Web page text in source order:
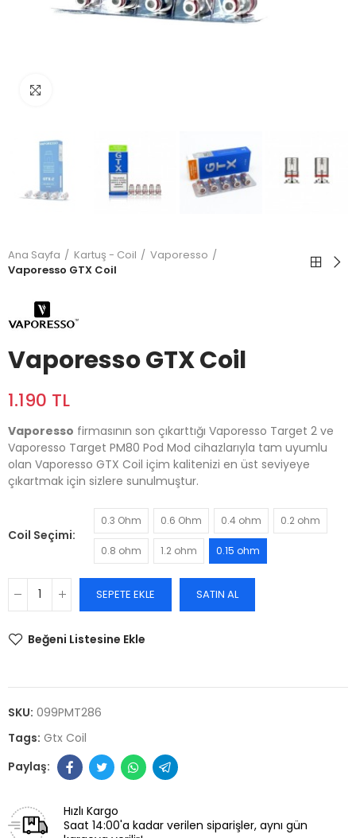
Ana Sayfa Kartuş - Coil
Vaporesso
Vaporesso GTX Coil
Vaporesso GTX Coil
1.190 TL
Vaporesso firmasının son çıkarttığı Vaporesso Target 2 ve
Vaporesso Target PM80 Pod Mod cihazlarıyla tam uyumlu
olan Vaporesso GTX Coil içim kalitenizi en üst seviyeye
çıkartmak için sizlere sunulmuştur.
Coil Seçimi
0.3 Ohm 0.6 Ohm 0.4 ohm 0.2 ohm
0.8 ohm 1.2 ohm 0.15 ohm
SEPETE EKLE SATIN AL
Beğeni Listesine Ekle
SKU: 099PMT286
Tags: Gtx Coil
Hızlı Kargo
Saat 14:00'a kadar verilen siparişler, aynı gün